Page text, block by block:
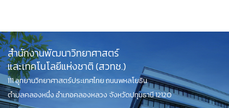
สำนักงานพัฒนาวิทยาศาสตร์
และเทคโนโลยีแห่งชาติ (สวทช.)
111 อุทยานวิทยาศาสตร์ประเทศไทย ถนนพหลโยธิน
ตำบลคลองหนึ่ง อำเภอคลองหลวง จังหวัดปทุมธานี 12120